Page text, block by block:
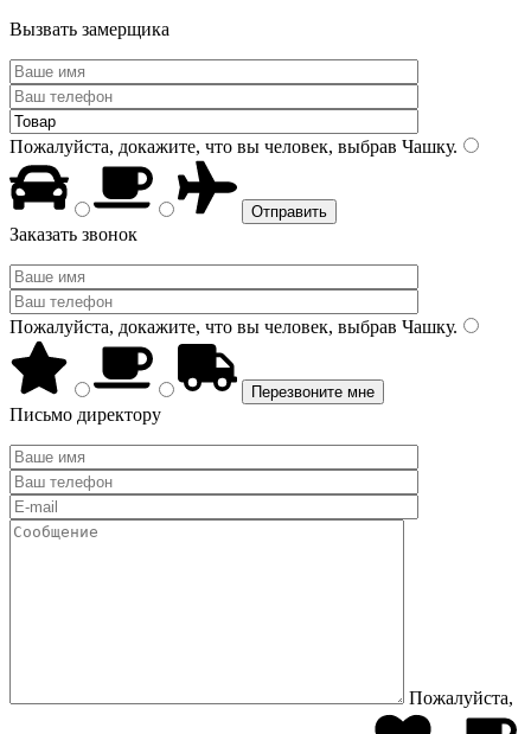
Вызвать замерщика
Пожалуйста, докажите, что вы человек, выбрав Чашку.
Заказать звонок
Пожалуйста, докажите, что вы человек, выбрав Чашку.
Письмо директору
Пожалуйста,